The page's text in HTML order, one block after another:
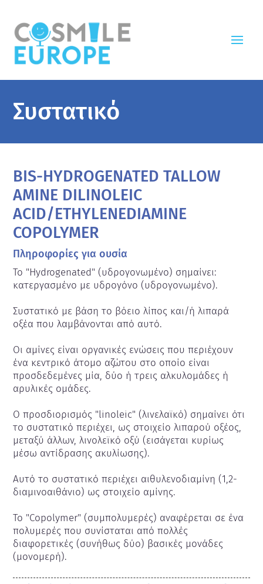
Συστατικό
BIS-HYDROGENATED TALLOW
AMINE DILINOLEIC
ACID/ETHYLENEDIAMINE
COPOLYMER
Πληροφορίες για ουσία
Το "Hydrogenated" (υδρογονωμένο) σημαίνει:
κατεργασμένο με υδρογόνο (υδρογονωμένο).
Συστατικό με βάση το βόειο λίπος και/ή λιπαρά
οξέα που λαμβάνονται από αυτό.
Οι αμίνες είναι οργανικές ενώσεις που περιέχουν
ένα κεντρικό άτομο αζώτου στο οποίο είναι
προσδεδεμένες μία, δύο ή τρεις αλκυλομάδες ή
αρυλικές ομάδες.
Ο προσδιορισμός "linoleic" (λινελαϊκό) σημαίνει ότι
το συστατικό περιέχει, ως στοιχείο λιπαρού οξέος,
μεταξύ άλλων, λινολεϊκό οξύ (εισάγεται κυρίως
μέσω αντίδρασης ακυλίωσης).
Αυτό το συστατικό περιέχει αιθυλενοδιαμίνη (1,2-
διαμινοαιθάνιο) ως στοιχείο αμίνης.
Το "Copolymer" (συμπολυμερές) αναφέρεται σε ένα
πολυμερές που συνίσταται από πολλές
διαφορετικές (συνήθως δύο) βασικές μονάδες
(μονομερή).